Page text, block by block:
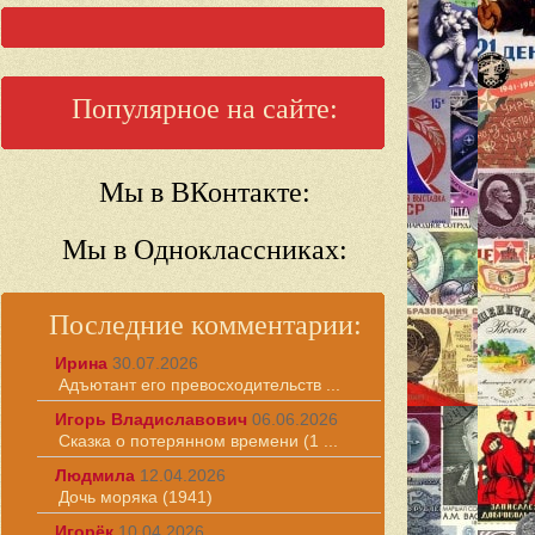
Популярное на сайте:
Мы в ВКонтакте:
Мы в Одноклассниках:
Последние комментарии:
Ирина 30.07.2026
Адъютант его превосходительств ...
Игорь Владиславович 06.06.2026
Сказка о потерянном времени (1 ...
Людмила 12.04.2026
Дочь моряка (1941)